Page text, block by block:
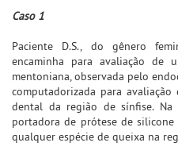
Caso 1
Paciente D.S., do gênero
encaminha para avaliação de
mentoniana, observada pelo
computadorizada para
dental da região de sínfise. Na
portadora de prótese de silicone
qualquer espécie de queixa na